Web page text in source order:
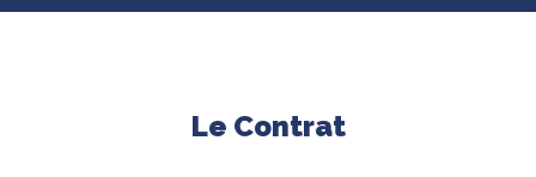
Le Contrat